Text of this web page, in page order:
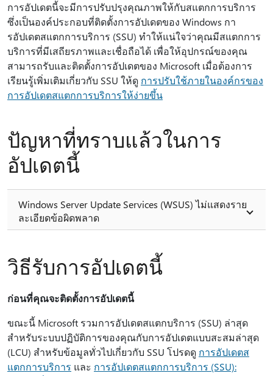
การอัปเดตนี้จะมีการปรับปรุงคุณภาพให้กับสแตกการบริการ
ซึ่งเป็นองค์ประกอบที่ติดตั้งการอัปเดตของ Windows กา
รอัปเดตสแตกการบริการ (SSU) ทําให้แน่ใจว่าคุณมีสแตกการ
บริการที่มีเสถียรภาพและเชื่อถือได้ เพื่อให้อุปกรณ์ของคุณ
สามารถรับและติดตั้งการอัปเดตของ Microsoft เมื่อต้องการ
เรียนรู้เพิ่มเติมเกี่ยวกับ SSU ให้ดู การปรับใช้ภายในองค์กรของ
การอัปเดตสแตกการบริการให้ง่ายขึ้น
ปัญหาที่ทราบแล้วในการ
อัปเดตนี้
Windows Server Update Services (WSUS) ไม่แสดงราย
ละเอียดข้อผิดพลาด
วิธีรับการอัปเดตนี้
ก่อนที่คุณจะติดตั้งการอัปเดตนี้
ขณะนี้ Microsoft รวมการอัปเดตสแตกบริการ (SSU) ล่าสุด
สําหรับระบบปฏิบัติการของคุณกับการอัปเดตแบบสะสมล่าสุด
(LCU) สำหรับข้อมูลทั่วไปเกี่ยวกับ SSU โปรดดู การอัปเดตส
แตกการบริการ และ การอัปเดตสแตกการบริการ (SSU):